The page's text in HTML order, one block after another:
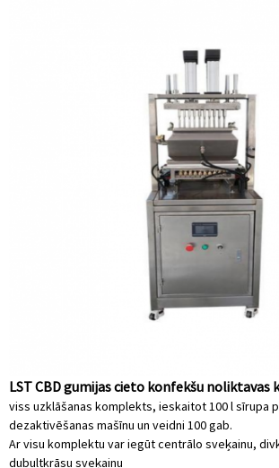
LST CBD gumijas cieto konfekšu noliktavas
viss uzklāšanas komplekts, ieskaitot 100 l sīrupa
dezaktivēšanas mašīnu un veidni 100 gab.
Ar visu komplektu var iegūt centrālo sveķainu,
dubultkrāsu sveķainu